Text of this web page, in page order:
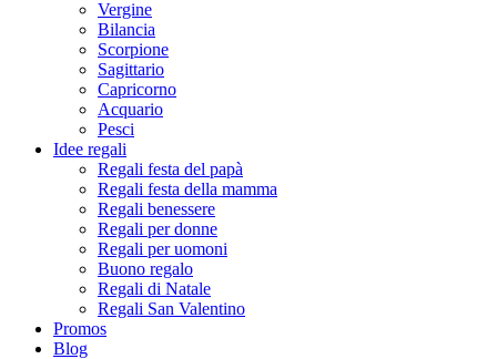
Vergine
Bilancia
Scorpione
Sagittario
Capricorno
Acquario
Pesci
Idee regali
Regali festa del papà
Regali festa della mamma
Regali benessere
Regali per donne
Regali per uomoni
Buono regalo
Regali di Natale
Regali San Valentino
Promos
Blog